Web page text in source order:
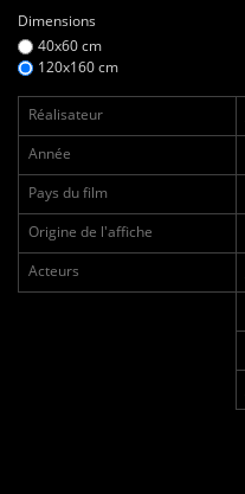
Dimensions
40x60 cm
120x160 cm
Réalisateur
Année
Pays du film
Origine de l'affiche
Acteurs